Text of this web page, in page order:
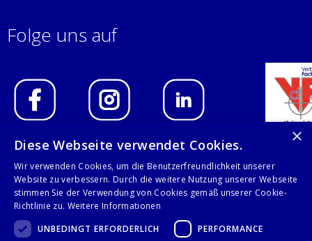
Folge uns auf
IMPRESSUM
DATENSCHUTZERKLÄRUNG
AGB
×
Diese Webseite verwendet Cookies.
Wir verwenden Cookies, um die Benutzerfreundlichkeit unserer
Website zu verbessern. Durch die weitere Nutzung unserer Webseite
stimmen Sie der Verwendung von Cookies gemäß unserer Cookie-
Richtlinie zu. Weitere Informationen
UNBEDINGT ERFORDERLICH
PERFORMANCE